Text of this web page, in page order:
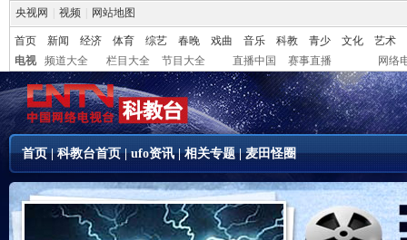
央视网 视频 网站地图
首页 新闻 经济 体育 综艺 春晚 戏曲 音乐 科教 青少 文化
艺术
电视
频道大全 栏目大全 节目大全 直播中国 赛事直播 网络
首页|科教台首页|ufo资讯|相关专题|麦田怪圈